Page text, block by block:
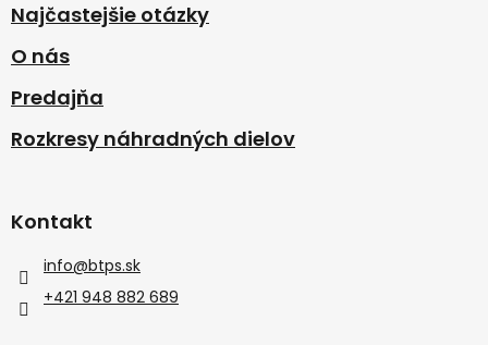
Najčastejšie otázky
O nás
Predajňa
Rozkresy náhradných dielov
Kontakt
info@btps.sk
+421 948 882 689